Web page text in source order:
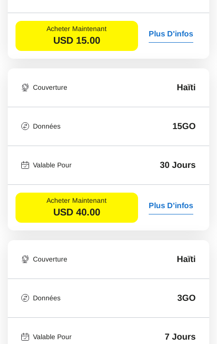
Acheter Maintenant
USD 15.00
Plus D'infos
Couverture Haïti
Données 15GO
Valable Pour 30 Jours
Acheter Maintenant
USD 40.00
Plus D'infos
Couverture Haïti
Données 3GO
Valable Pour 7 Jours